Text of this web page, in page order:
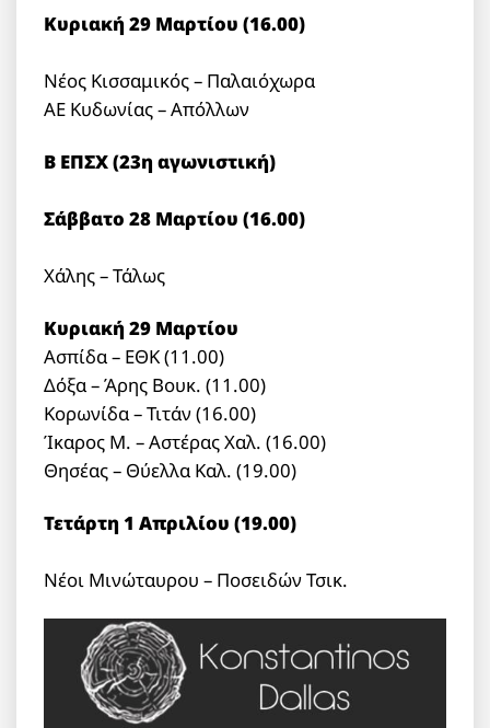
Κυριακή 29 Μαρτίου (16.00)
Νέος Κισσαμικός – Παλαιόχωρα
ΑΕ Κυδωνίας – Απόλλων
Β ΕΠΣΧ (23η αγωνιστική)
Σάββατο 28 Μαρτίου (16.00)
Χάλης – Τάλως
Κυριακή 29 Μαρτίου
Ασπίδα – ΕΘΚ (11.00)
Δόξα – Άρης Βουκ. (11.00)
Κορωνίδα – Τιτάν (16.00)
Ίκαρος Μ. – Αστέρας Χαλ. (16.00)
Θησέας – Θύελλα Καλ. (19.00)
Τετάρτη 1 Απριλίου (19.00)
Νέοι Μινώταυρου – Ποσειδών Τσικ.